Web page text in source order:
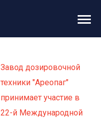
Завод дозировочной
техники "Ареопаг"
принимает участие в
22-й Международной